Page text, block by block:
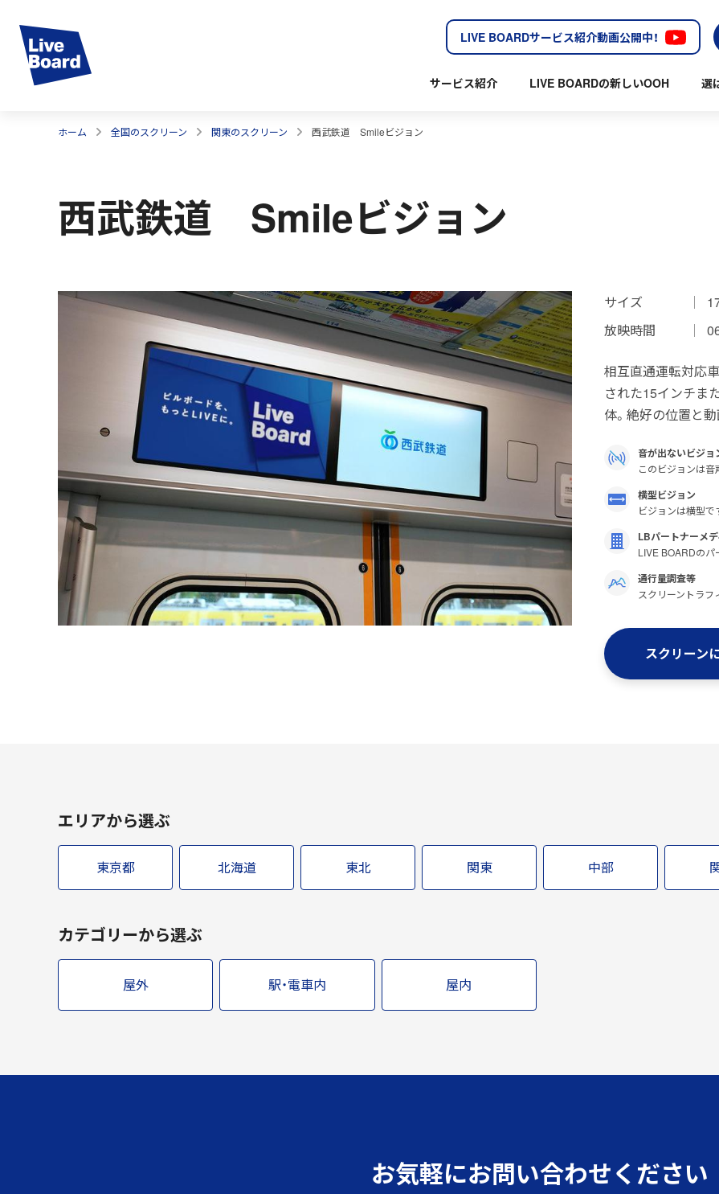
LIVE BOARDサービス紹介動画公開中！
サービス紹介 LIVE BOARDの新しいOOH 選
ホーム 全国のスクリーン 関東のスクリーン 西武鉄道 Smileビジョン
西武鉄道 Smileビジョン
サイズ
放映時間
相互直通運転対応
された15インチま
体。絶好の位置と
音が出ないビジョ
このビジョンは
横型ビジョン
ビジョンは横型で
LBパートナーメ
LIVE BOARDのパ
通行量調査等
スクリーントラ
スクリーン
エリアから選ぶ
東京都 北海道 東北 関東 中部
カテゴリーから選ぶ
屋外 駅・電車内 屋内
お気軽にお問い合わせください